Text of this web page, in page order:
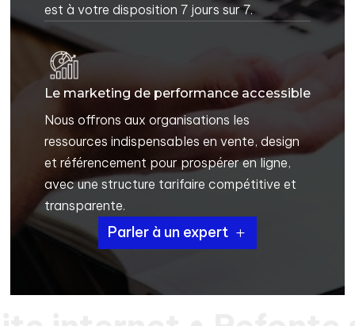
est à votre disposition 7 jours sur 7.
Le marketing de performance accessible
Nous offrons aux organisations les
ressources indispensables en vente, design
et référencement pour prospérer en ligne,
avec une structure tarifaire compétitive et
transparente.
Parler à un expert